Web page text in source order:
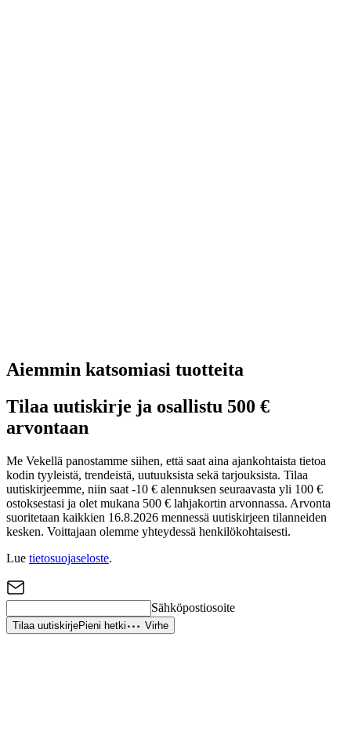
Aiemmin katsomiasi tuotteita
Tilaa uutiskirje ja osallistu 500 €
arvontaan
Me Vekellä panostamme siihen, että saat aina ajankohtaista tietoa
kodin tyyleistä, trendeistä, uutuuksista sekä tarjouksista. Tilaa
uutiskirjeemme, niin saat -10 € alennuksen seuraavasta yli 100 €
ostoksestasi ja olet mukana 500 € lahjakortin arvonnassa. Arvonta
suoritetaan kaikkien 16.8.2026 mennessä uutiskirjeen tilanneiden
kesken. Voittajaan olemme yhteydessä henkilökohtaisesti.
Lue tietosuojaseloste.
Sähköpostiosoite
Tilaa uutiskirjePieni hetki Virhe